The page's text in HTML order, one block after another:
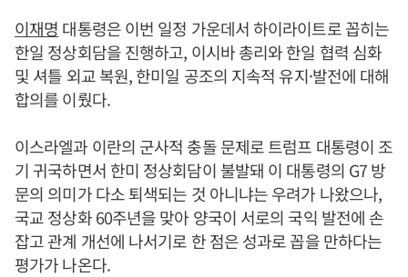
이재명 대통령은 이번 일정 가운데서 하이라이트로 꼽히는
한일 정상회담을 진행하고, 이시바 총리와 한일 협력 심화
및 셔틀 외교 복원, 한미일 공조의 지속적 유지·발전에 대해
합의를 이뤘다.
이스라엘과 이란의 군사적 충돌 문제로 트럼프 대통령이 조
기 귀국하면서 한미 정상회담이 불발돼 이 대통령의 G7 방
문의 의미가 다소 퇴색되는 것 아니냐는 우려가 나왔으나,
국교 정상화 60주년을 맞아 양국이 서로의 국익 발전에 손
잡고 관계 개선에 나서기로 한 점은 성과로 꼽을 만하다는
평가가 나온다.